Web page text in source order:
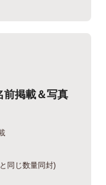
前掲載＆写真
同じ数量同封)